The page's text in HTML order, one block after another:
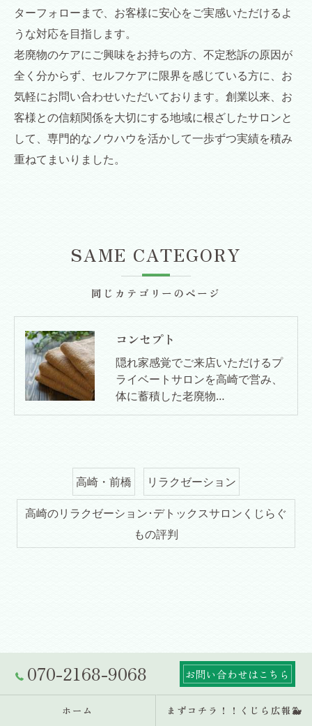
ターフォローまで、お客様に安心をご実感いただけるよ
うな対応を目指します。
老廃物のケアにご興味をお持ちの方、不定愁訴の原因が
全く分からず、セルフケアに限界を感じている方に、お
気軽にお問い合わせいただいております。創業以来、お
客様との信頼関係を大切にする地域に根ざしたサロンと
して、専門的なノウハウを活かして一歩ずつ実績を積み
重ねてまいりました。
同じカテゴリーのページ
SAME CATEGORY
コンセプト
隠れ家感覚でご来店いただけるプ
ライベートサロンを高崎で営み、
体に蓄積した老廃物…
高崎・前橋 リラクゼーション
高崎のリラクゼーション･デトックスサロンくじらぐ
もの評判
070-2168-9068 お問い合わせはこちら
ホーム まずコチラ！！くじら広報🐳